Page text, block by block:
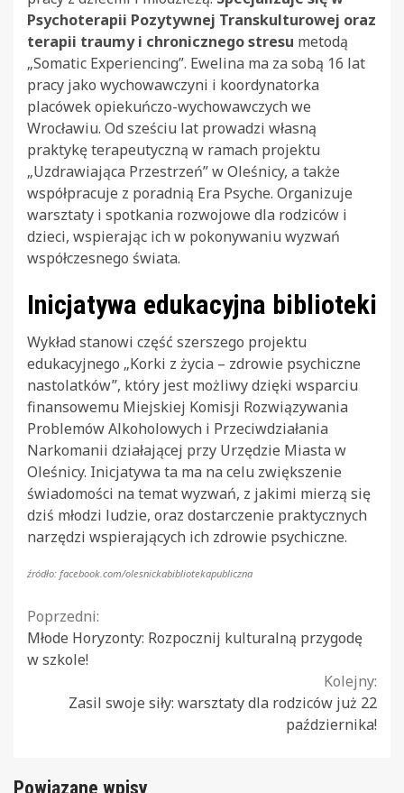
Psychoterapii Pozytywnej Transkulturowej oraz
terapii traumy i chronicznego stresu metodą
„Somatic Experiencing”. Ewelina ma za sobą 16 lat
pracy jako wychowawczyni i koordynatorka
placówek opiekuńczo-wychowawczych we
Wrocławiu. Od sześciu lat prowadzi własną
praktykę terapeutyczną w ramach projektu
„Uzdrawiająca Przestrzeń” w Oleśnicy, a także
współpracuje z poradnią Era Psyche. Organizuje
warsztaty i spotkania rozwojowe dla rodziców i
dzieci, wspierając ich w pokonywaniu wyzwań
współczesnego świata.
Inicjatywa edukacyjna biblioteki
Wykład stanowi część szerszego projektu
edukacyjnego „Korki z życia – zdrowie psychiczne
nastolatków”, który jest możliwy dzięki wsparciu
finansowemu Miejskiej Komisji Rozwiązywania
Problemów Alkoholowych i Przeciwdziałania
Narkomanii działającej przy Urzędzie Miasta w
Oleśnicy. Inicjatywa ta ma na celu zwiększenie
świadomości na temat wyzwań, z jakimi mierzą się
dziś młodzi ludzie, oraz dostarczenie praktycznych
narzędzi wspierających ich zdrowie psychiczne.
źródło: facebook.com/olesnickabibliotekapubliczna
Continue
Reading
Poprzedni:
Młode Horyzonty: Rozpocznij kulturalną przygodę
w szkole!
Kolejny:
Zasil swoje siły: warsztaty dla rodziców już 22
października!
Powiązane wpisy